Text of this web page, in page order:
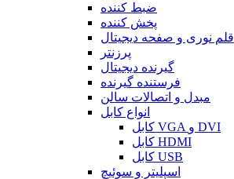
ضبط کننده
پخش کننده
قلم نوری و صفحه دیجیتال
پرزنتر
گیرنده دیجیتال
فرستنده گیرنده
مبدل و اتصالات سالن
انواع کابل
کابل VGA و DVI
کابل HDMI
کابل USB
اسپلیتر و سوئیچ